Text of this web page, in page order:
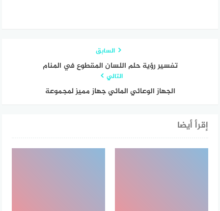
السابق
تفسير رؤية حلم اللسان المقطوع في المنام
التالي
الجهاز الوعائي المائي جهاز مميز لمجموعة
إقرأ أيضا